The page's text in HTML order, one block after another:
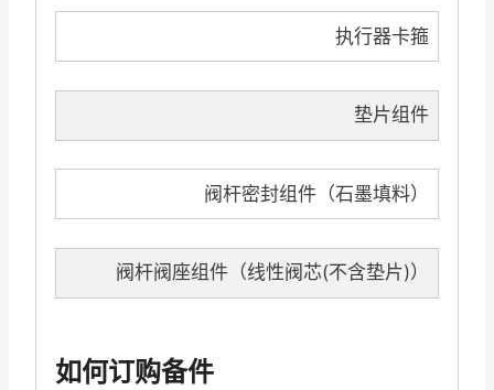
执行器卡箍
垫片组件
阀杆密封组件（石墨填料）
阀杆阀座组件（线性阀芯(不含垫片)）
如何订购备件